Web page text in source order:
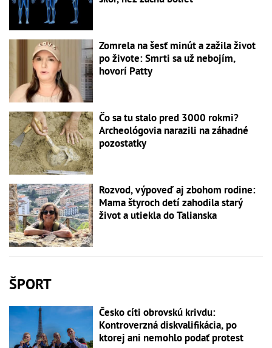
Zomrela na šesť minút a zažila život
po živote: Smrti sa už nebojím,
hovorí Patty
Čo sa tu stalo pred 3000 rokmi?
Archeológovia narazili na záhadné
pozostatky
Rozvod, výpoveď aj zbohom rodine:
Mama štyroch detí zahodila starý
život a utiekla do Talianska
ŠPORT
Česko cíti obrovskú krivdu:
Kontroverzná diskvalifikácia, po
ktorej ani nemohlo podať protest